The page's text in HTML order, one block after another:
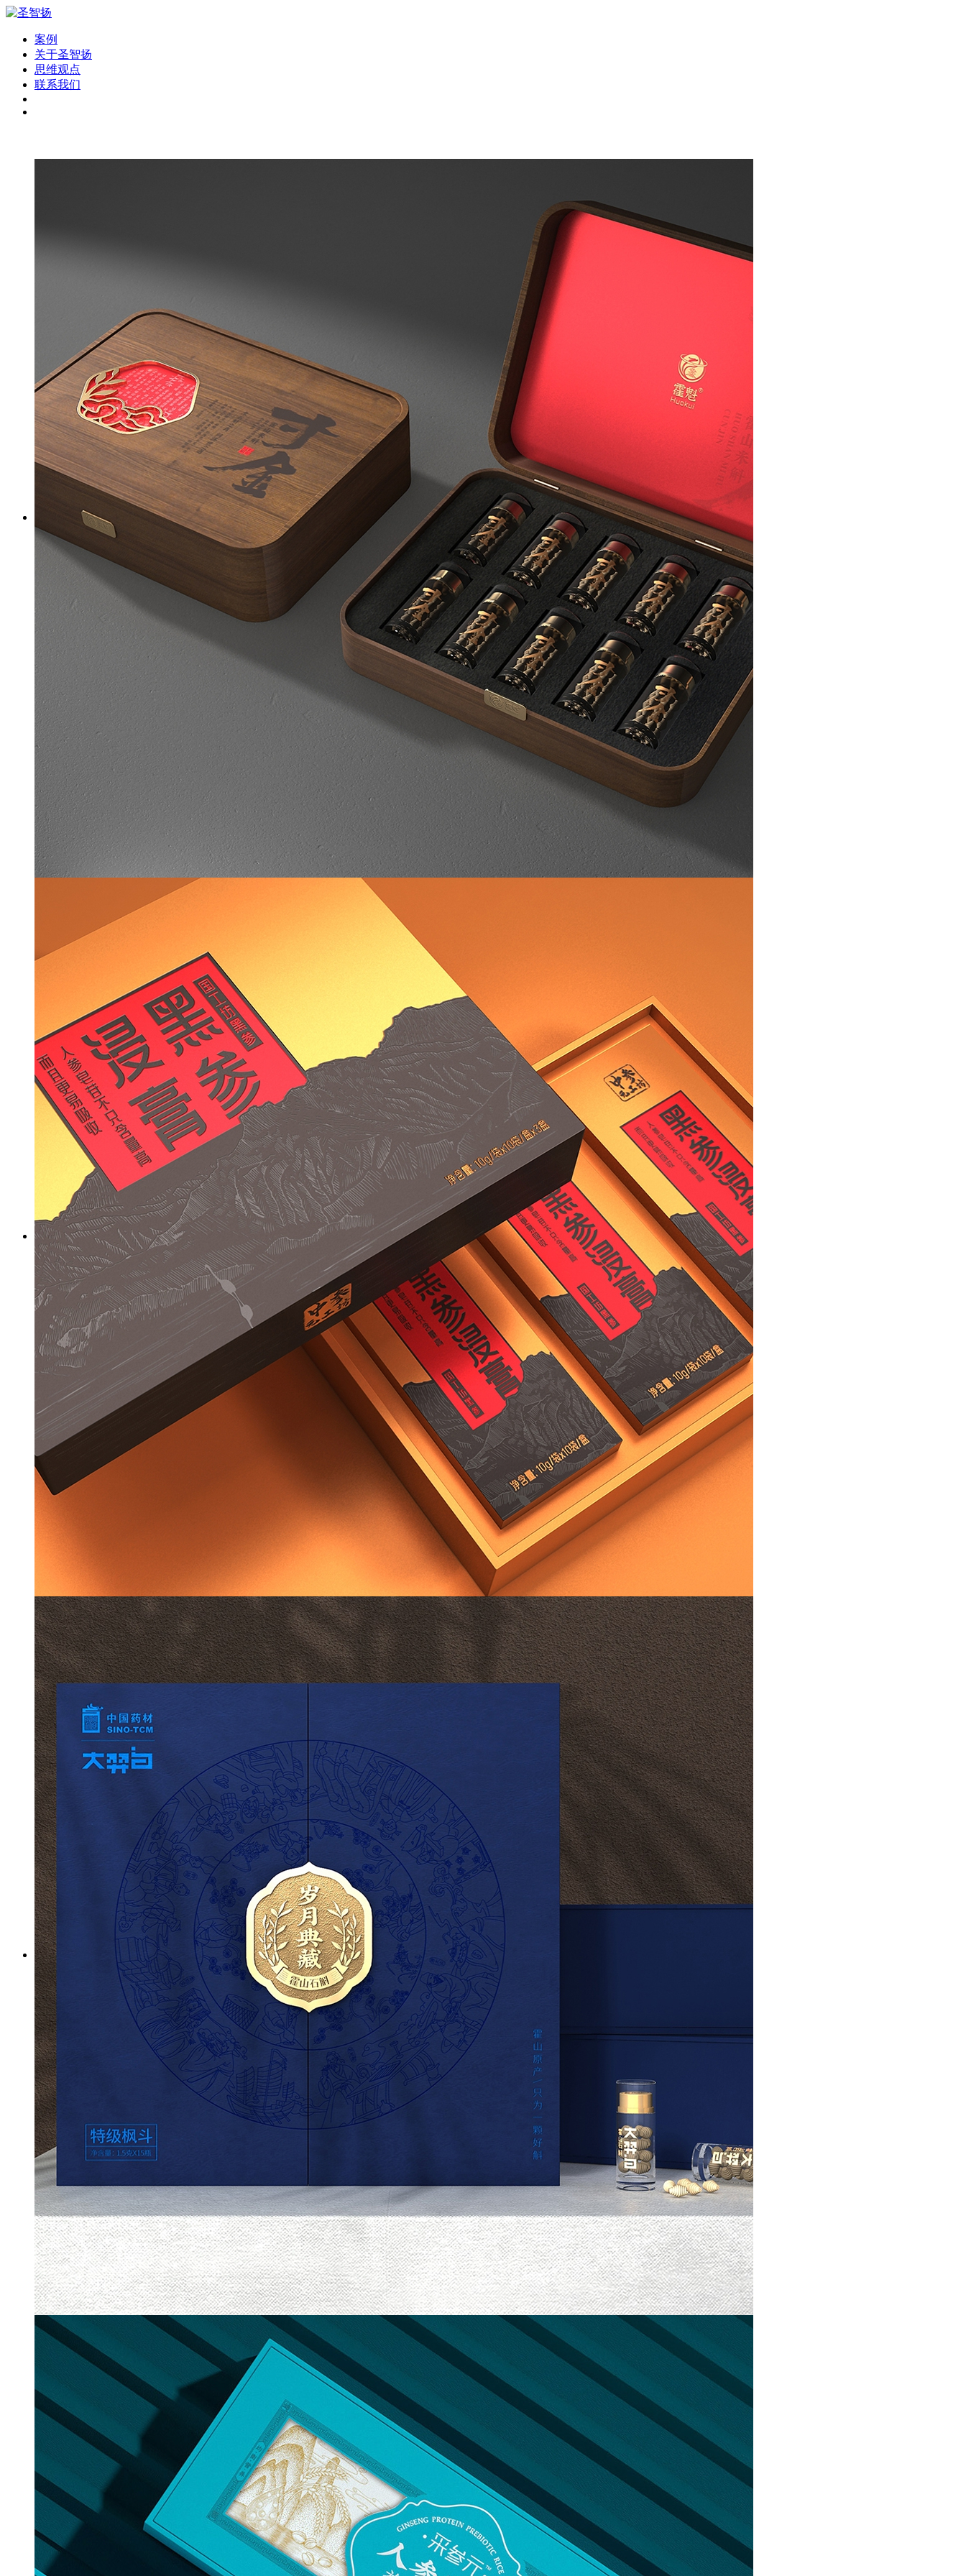
案例
关于圣智扬
思维观点
联系我们